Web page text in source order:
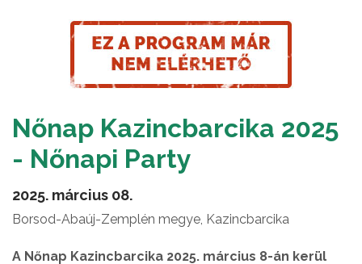
Nőnap Kazincbarcika 2025
- Nőnapi Party
2025. március 08.
Borsod-Abaúj-Zemplén megye, Kazincbarcika
A Nőnap Kazincbarcika 2025. március 8-án kerül